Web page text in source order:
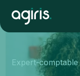
Expert-comptable